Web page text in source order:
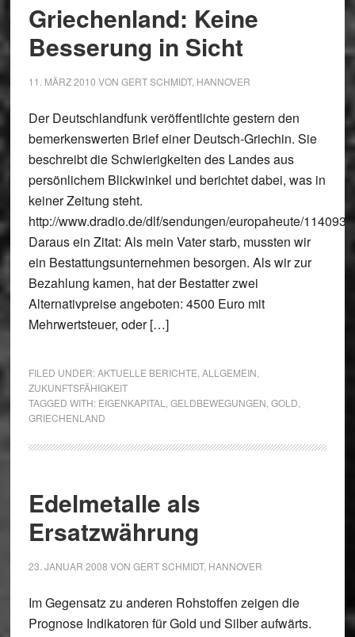
Griechenland: Keine
Besserung in Sicht
11. MÄRZ 2010 VON GERT SCHMIDT, HANNOVER
Der Deutschlandfunk veröffentlichte gestern den
bemerkenswerten Brief einer Deutsch-Griechin. Sie
beschreibt die Schwierigkeiten des Landes aus
persönlichem Blickwinkel und berichtet dabei, was in
keiner Zeitung steht.
http://www.dradio.de/dlf/sendungen/europaheute/
Daraus ein Zitat: Als mein Vater starb, mussten wir
ein Bestattungsunternehmen besorgen. Als wir zur
Bezahlung kamen, hat der Bestatter zwei
Alternativpreise angeboten: 4500 Euro mit
Mehrwertsteuer, oder […]
FILED UNDER:AKTUELLE BERICHTE ALLGEMEIN
ZUKUNFTSFÄHIGKEIT
TAGGED WITH: EIGENKAPITAL GELDBEWEGUNGEN GOLD
GRIECHENLAND
Edelmetalle als
Ersatzwährung
23. JANUAR 2008 VON GERT SCHMIDT, HANNOVER
Im Gegensatz zu anderen Rohstoffen zeigen die
Prognose Indikatoren für Gold und Silber aufwärts.